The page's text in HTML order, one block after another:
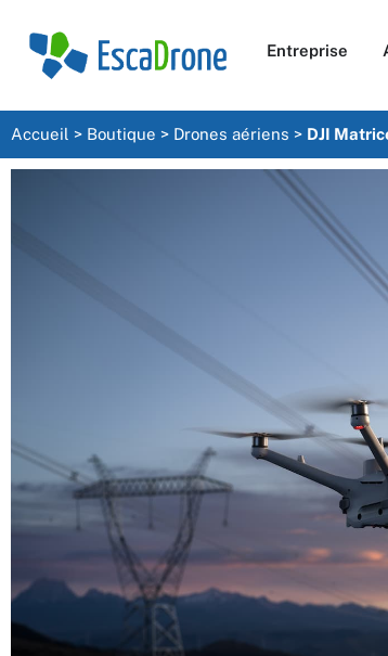
Entreprise
Accueil > Boutique > Drones aériens > DJI